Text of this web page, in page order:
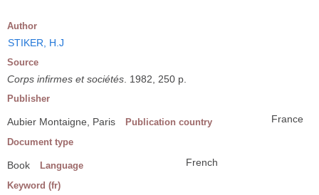
Author
STIKER, H.J
Source
Corps infirmes et sociétés . 1982, 250 p.
Publisher
Aubier Montaigne, Paris Publication country France
Document type
Book Language French
Keyword (fr)